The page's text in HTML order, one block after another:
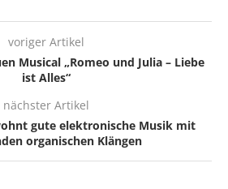
voriger Artikel
Musical „Romeo und Julia – Liebe
ist Alles“
nächster Artikel
gute elektronische Musik mit
organischen Klängen